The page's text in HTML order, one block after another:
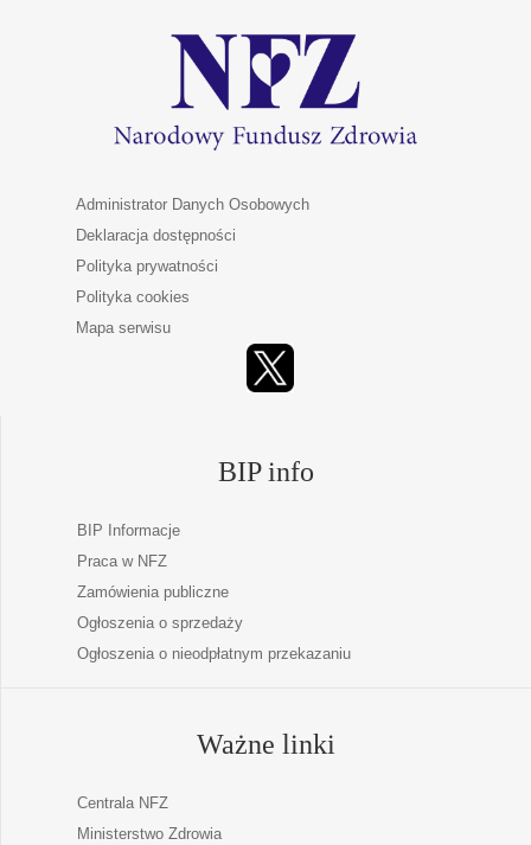
Administrator Danych Osobowych
Deklaracja dostępności
Polityka prywatności
Polityka cookies
Mapa serwisu
BIP info
BIP Informacje
Praca w NFZ
Zamówienia publiczne
Ogłoszenia o sprzedaży
Ogłoszenia o nieodpłatnym przekazaniu
Ważne linki
Centrala NFZ
Ministerstwo Zdrowia